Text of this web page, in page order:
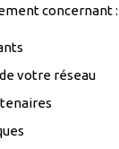
concernant :
votre réseau